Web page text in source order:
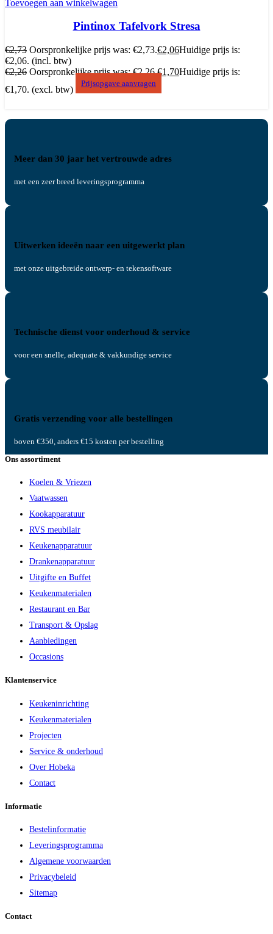
Toevoegen aan winkelwagen
Pintinox Tafelvork Stresa
€2,73 Oorspronkelijke prijs was: €2,73.€2,06Huidige prijs is:
€2,06. (incl. btw)
€2,26 Oorspronkelijke prijs was: €2,26.€1,70Huidige prijs is:
€1,70. (excl. btw)
Prijsopgave aanvragen
Meer dan 30 jaar het vertrouwde adres
met een zeer breed leveringsprogramma
Uitwerken ideeën naar een uitgewerkt plan
met onze uitgebreide ontwerp- en tekensoftware
Technische dienst voor onderhoud & service
voor een snelle, adequate & vakkundige service
Gratis verzending voor alle bestellingen
boven €350, anders €15 kosten per bestelling
Ons assortiment
Koelen & Vriezen
Vaatwassen
Kookapparatuur
RVS meubilair
Keukenapparatuur
Drankenapparatuur
Uitgifte en Buffet
Keukenmaterialen
Restaurant en Bar
Transport & Opslag
Aanbiedingen
Occasions
Klantenservice
Keukeninrichting
Keukenmaterialen
Projecten
Service & onderhoud
Over Hobeka
Contact
Informatie
Bestelinformatie
Leveringsprogramma
Algemene voorwaarden
Privacybeleid
Sitemap
Contact